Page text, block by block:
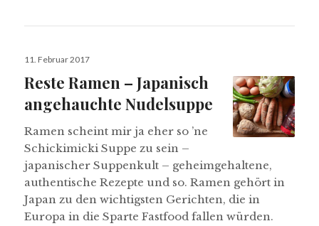
Veröffentlicht
11. Februar 2017
Reste Ramen – Japanisch
angehauchte Nudelsuppe
Ramen scheint mir ja eher so ’ne
Schickimicki Suppe zu sein –
japanischer Suppenkult – geheimgehaltene,
authentische Rezepte und so. Ramen gehört in
Japan zu den wichtigsten Gerichten, die in
Europa in die Sparte Fastfood fallen würden.